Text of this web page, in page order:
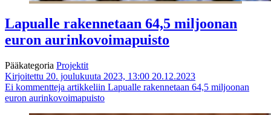
Lapualle rakennetaan 64,5 miljoonan
euron aurinkovoimapuisto
Pääkategoria Projektit
Kirjoitettu 20. joulukuuta 2023, 13:00 20.12.2023
Ei kommentteja artikkeliin Lapualle rakennetaan 64,5 miljoonan
euron aurinkovoimapuisto